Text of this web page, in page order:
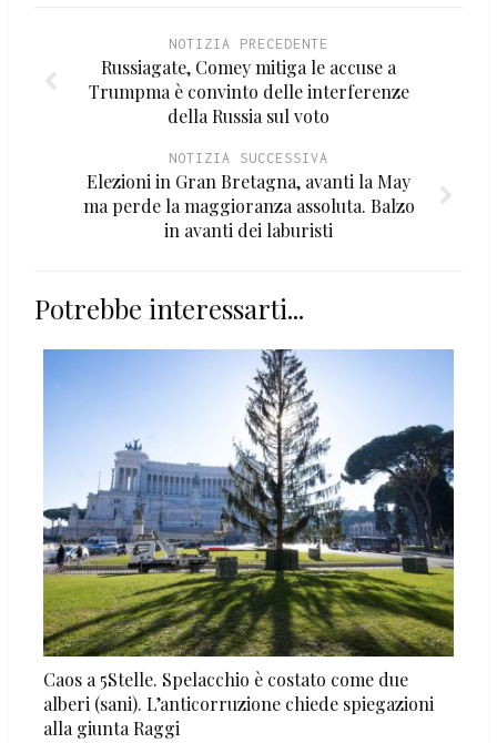
NOTIZIA PRECEDENTE
Russiagate, Comey mitiga le accuse a
Trumpma è convinto delle interferenze
della Russia sul voto
NOTIZIA SUCCESSIVA
Elezioni in Gran Bretagna, avanti la May
ma perde la maggioranza assoluta. Balzo
in avanti dei laburisti
Potrebbe interessarti...
Caos a 5Stelle. Spelacchio è costato come due
alberi (sani). L’anticorruzione chiede spiegazioni
alla giunta Raggi